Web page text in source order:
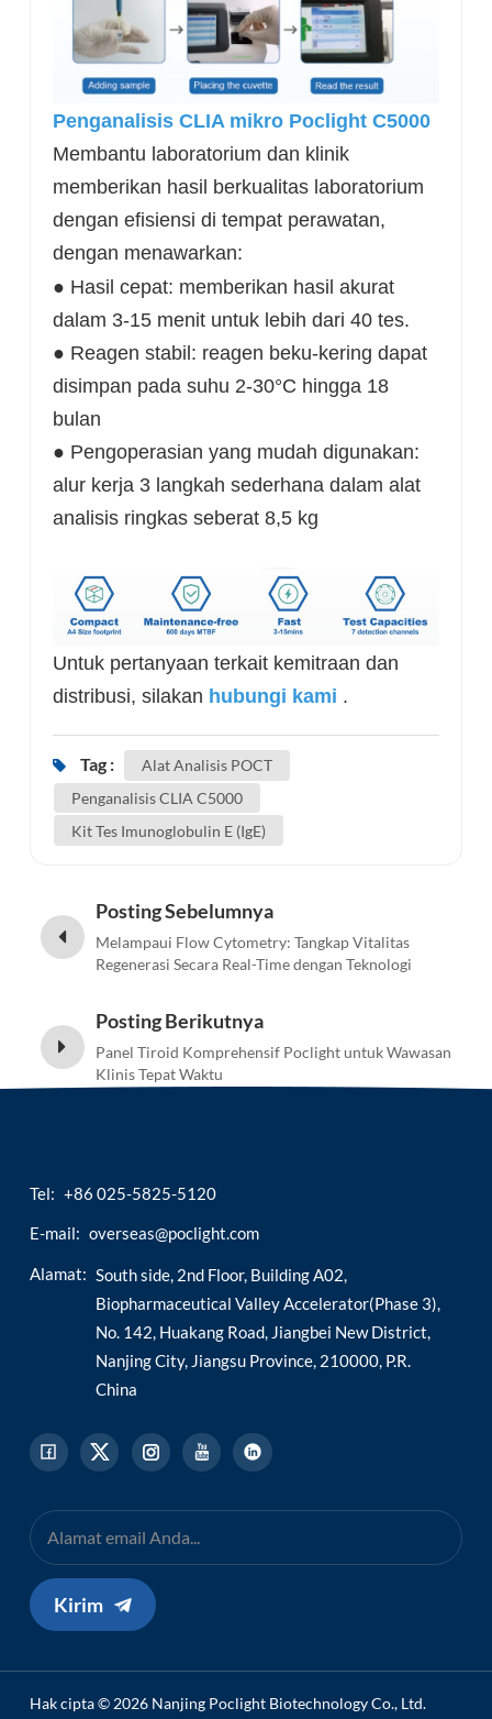
Penganalisis CLIA mikro Poclight C5000
Membantu laboratorium dan klinik
memberikan hasil berkualitas laboratorium
dengan efisiensi di tempat perawatan,
dengan menawarkan:
● Hasil cepat: memberikan hasil akurat
dalam 3-15 menit untuk lebih dari 40 tes.
● Reagen stabil: reagen beku-kering dapat
disimpan pada suhu 2-30°C hingga 18
bulan
● Pengoperasian yang mudah digunakan:
alur kerja 3 langkah sederhana dalam alat
analisis ringkas seberat 8,5 kg
Untuk pertanyaan terkait kemitraan dan
distribusi, silakan hubungi kami .
Tag :
Alat Analisis POCT
Penganalisis CLIA C5000
Kit Tes Imunoglobulin E (IgE)
Posting Sebelumnya
Melampaui Flow Cytometry: Tangkap Vitalitas
Regenerasi Secara Real-Time dengan Teknologi
Posting Berikutnya
Panel Tiroid Komprehensif Poclight untuk Wawasan
Klinis Tepat Waktu
Tel: +86 025-5825-5120
E-mail: overseas@poclight.com
Alamat: South side, 2nd Floor, Building A02,
Biopharmaceutical Valley Accelerator(Phase 3),
No. 142, Huakang Road, Jiangbei New District,
Nanjing City, Jiangsu Province, 210000, P.R.
China
Kirim
Hak cipta © 2026 Nanjing Poclight Biotechnology Co., Ltd.